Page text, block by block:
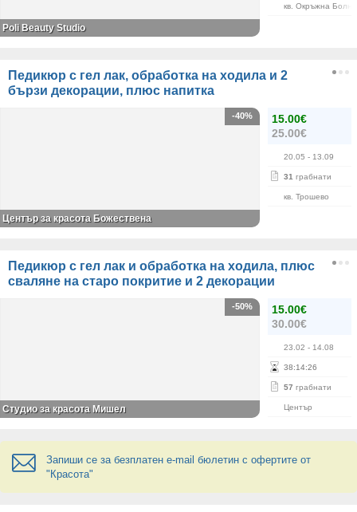
кв. Окръжна
Poli Beauty Studio
Педикюр с гел лак, обработка на ходила и 2
бързи декорации, плюс напитка
15.00€
25.00€
20.05 - 13.09
31 грабнати
кв. Трошево
-40%
Център за красота Божествена
Педикюр с гел лак и обработка на ходила, плюс
сваляне на старо покритие и 2 декорации
15.00€
30.00€
23.02 - 14.08
38:14:26
57 грабнати
Център
-50%
Студио за красота Мишел
Запиши се за безплатен e-mail бюлетин с офертите от
"Красота"